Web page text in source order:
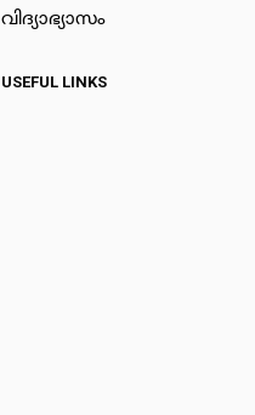
വിദ്യാഭ്യാസം
USEFUL LINKS